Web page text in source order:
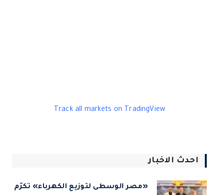
Track all markets on TradingView
احدث الاخبار
«مصر الوسطى لتوزيع الكهرباء» تكرّم